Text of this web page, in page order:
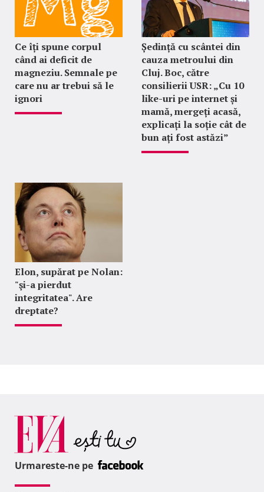
Ce îți spune corpul
când ai deficit de
magneziu. Semnale pe
care nu ar trebui să le
ignori
Ședință cu scântei din
cauza metroului din
Cluj. Boc, către
consilierii USR: „Cu 10
like-uri pe internet și
mamă, mergeți acasă,
explicați la soție cât de
bun ați fost astăzi”
Elon, supărat pe Nolan:
"şi-a pierdut
integritatea". Are
dreptate?
Urmareste-ne pe